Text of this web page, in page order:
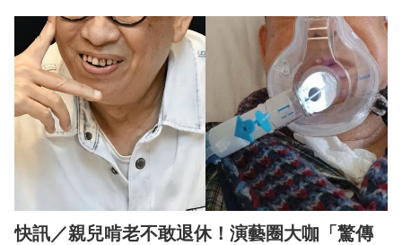
快訊／親兒啃老不敢退休！演藝圈大咖「驚傳